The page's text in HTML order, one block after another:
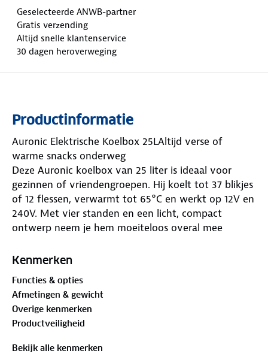
Geselecteerde ANWB-partner
Gratis verzending
Altijd snelle klantenservice
30 dagen heroverweging
Productinformatie
Auronic Elektrische Koelbox 25LAltijd verse of
warme snacks onderweg
Deze Auronic koelbox van 25 liter is ideaal voor
gezinnen of vriendengroepen. Hij koelt tot 37 blikjes
of 12 flessen, verwarmt tot 65°C en werkt op 12V en
240V. Met vier standen en een licht, compact
ontwerp neem je hem moeiteloos overal mee
maaltijden bij de hand, waar je ook bent!
Voor iedereen die onderweg wil genieten van verse,
gekoelde of warme versnaperingen zonder gedoe.
Specificaties
Inhoud: 25 liter (37 blikjes)
4 standen: koel & warm (tot 65°C)
Kenmerken
Functies & opties
Afmetingen & gewicht
Overige kenmerken
Productveiligheid
Bekijk alle kenmerken